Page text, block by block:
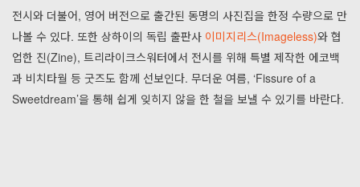
전시와 더불어, 영어 버전으로 출간된 동명의 사진집을 한정 수량으로 만
나볼 수 있다. 또한 상하이의 독립 출판사 이미지리스(Imageless)와 협
업한 진(Zine), 트리라이크스워터에서 전시를 위해 특별 제작한 에코백
과 비치타월 등 굿즈도 함께 선보인다. 무더운 여름, ‘Fissure of a
Sweetdream’을 통해 쉽게 잊히지 않을 한 철을 보낼 수 있기를 바란다.